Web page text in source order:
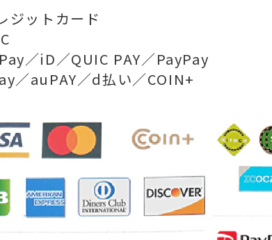
ジットカード
／iD／QUIC PAY／PayPay
／auPAY／d払い／COIN+